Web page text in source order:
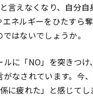
言えなくなり、自分
ネルギーをひたすら
はないでしょうか。
に「NO」を突きつ
なされています。今
に疲れた」と感じて